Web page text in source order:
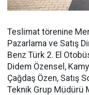
Teslimat törenine
Pazarlama ve Satış
Benz Türk 2. El
Didem Özensel,
Çağdaş Özen, Satış
Teknik Grup Müdürü